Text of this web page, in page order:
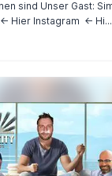
Hebben aka
Hier Instagram <- Hi...